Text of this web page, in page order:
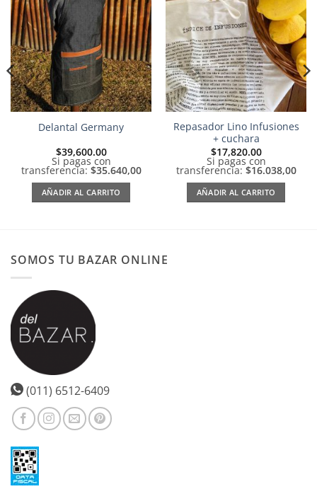
Añadir
a la
lista de
deseos
Delantal Germany
$39,600.00
Si pagas con
transferencia: $35.640,00
AÑADIR AL CARRITO
Añadir
a la
lista de
deseos
Repasador Lino Infusiones
+ cuchara
$17,820.00
Si pagas con
transferencia: $16.038,00
AÑADIR AL CARRITO
SOMOS TU BAZAR ONLINE
(011) 6512-6409